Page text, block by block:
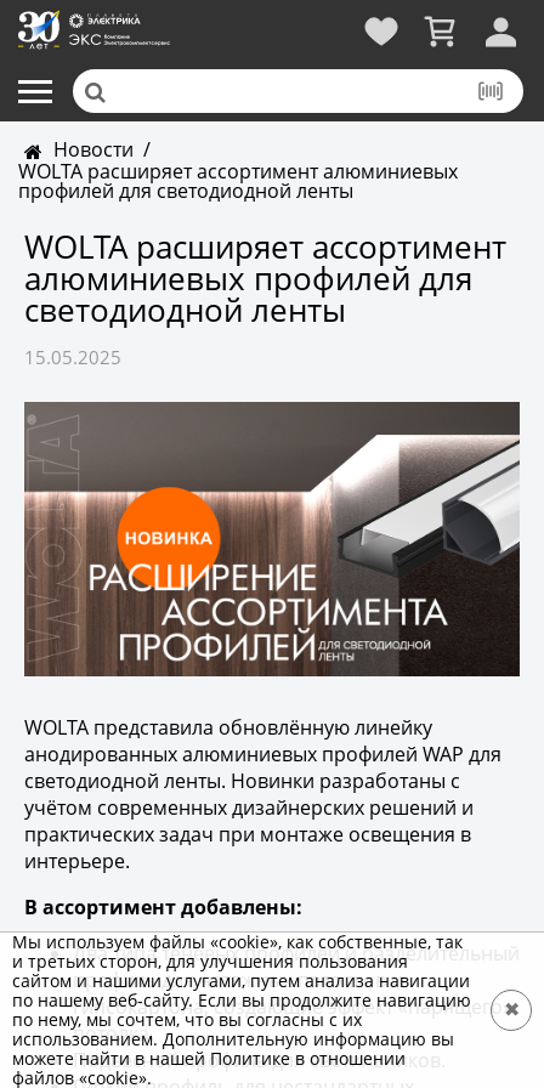
Новости /
WOLTA расширяет ассортимент алюминиевых
профилей для светодиодной ленты
WOLTA расширяет ассортимент
алюминиевых профилей для
светодиодной ленты
15.05.2025
WOLTA представила обновлённую линейку
анодированных алюминиевых профилей WAP для
светодиодной ленты. Новинки разработаны с
учётом современных дизайнерских решений и
практических задач при монтаже освещения в
интерьере.
В ассортимент добавлены:
Два типа теневых профилей и разделительный
профиль для натяжных потолков и
гипсокартона, создающие эффект «парящего»
потолка.
Подвесной профиль для светильников.
Мы используем файлы «cookie», как собственные, так
и третьих сторон, для улучшения пользования
сайтом и нашими услугами, путем анализа навигации
по нашему веб-сайту. Если вы продолжите навигацию
по нему, мы сочтем, что вы согласны с их
использованием. Дополнительную информацию вы
можете найти в нашей Политике в отношении
файлов «cookie».
✖